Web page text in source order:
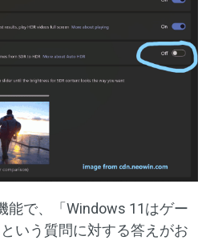
能で、「Windows 11はゲー
いう質問に対する答えがお